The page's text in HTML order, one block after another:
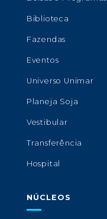
Biblioteca
Fazendas
Eventos
Universo Unimar
Planeja Soja
Vestibular
Transferência
Hospital
NÚCLEOS